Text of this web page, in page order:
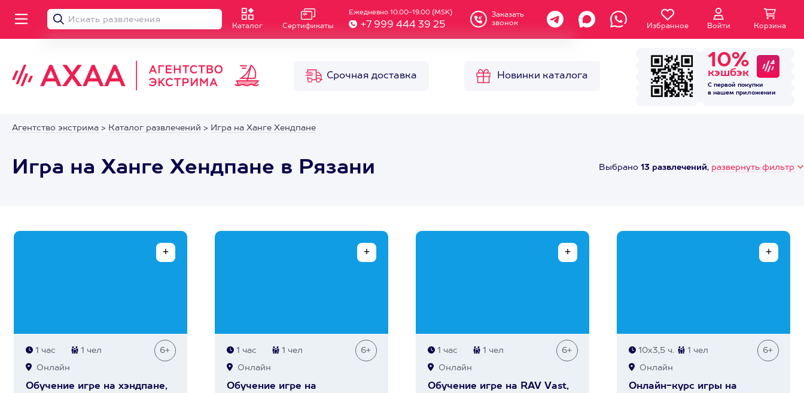
Каталог Сертификаты
Ежедневно 10.00-19.00 (MSK)
+7 999 444 39 25
Заказать
звонок
Избранное Войти Корзина
Срочная доставка Новинки каталога
10%
кэшбэк
С первой покупки
в нашем приложении
Агентство экстрима > Каталог развлечений > Игра на Ханге Хендпане
Игра на Ханге Хендпане в Рязани Выбрано 13 развлечений, развернуть фильтр
1 час 1 чел 6+
Онлайн
Обучение игре на хэндпане,
1 час 1 чел 6+
Онлайн
Обучение игре на
1 час 1 чел 6+
Онлайн
Обучение игре на RAV Vast,
10х3,5 ч. 1 чел 6+
Онлайн
Онлайн-курс игры на